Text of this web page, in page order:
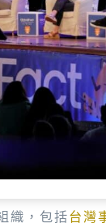
織，包括台灣